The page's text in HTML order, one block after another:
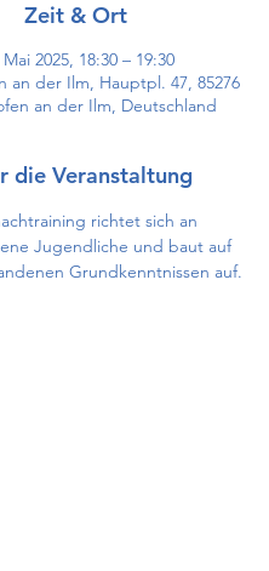
Zeit & Ort
2025, 18:30 – 19:30
an der Ilm, Hauptpl. 47, 85276
an der Ilm, Deutschland
die Veranstaltung
richtet sich an
Jugendliche und baut auf
Grundkenntnissen auf.